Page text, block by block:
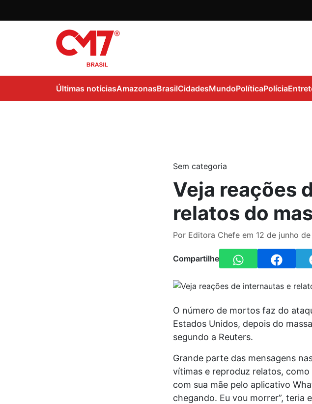
Últimas notíciasAmazonasBrasilCidadesMundoPolíticaPolícia
Sem categoria
Veja reações
relatos do
Por Editora Chefe em 12 de junho de
Compartilhe
O número de mortos faz do
Estados Unidos, depois do
segundo a Reuters.
Grande parte das mensagens
vítimas e reproduz relatos,
com sua mãe pelo aplicativo
chegando. Eu vou morrer”, teria